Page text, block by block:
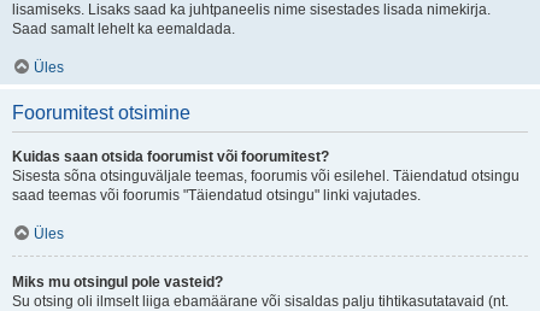
lisamiseks. Lisaks saad ka juhtpaneelis nime sisestades lisada nimekirja.
Saad samalt lehelt ka eemaldada.
Üles
Foorumitest otsimine
Kuidas saan otsida foorumist või foorumitest?
Sisesta sõna otsinguväljale teemas, foorumis või esilehel. Täiendatud otsingu
saad teemas või foorumis "Täiendatud otsingu" linki vajutades.
Üles
Miks mu otsingul pole vasteid?
Su otsing oli ilmselt liiga ebamäärane või sisaldas palju tihtikasutatavaid (nt.